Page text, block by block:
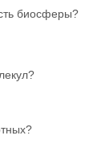
биосферы?